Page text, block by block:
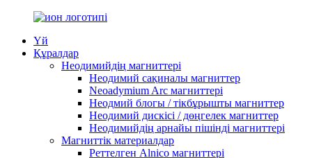
Үй
Құралдар
Неодимийдің магниттері
Неодимий сақиналы магниттер
Neoadymium Arc магниттері
Неодмий блогы / тікбұрышты магниттер
Неодимий дискісі / дөңгелек магниттер
Неодимийдің арнайы пішінді магниттері
Магниттік материалдар
Реттелген Alnico магниттері